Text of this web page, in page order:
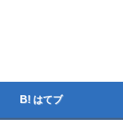
はてブ